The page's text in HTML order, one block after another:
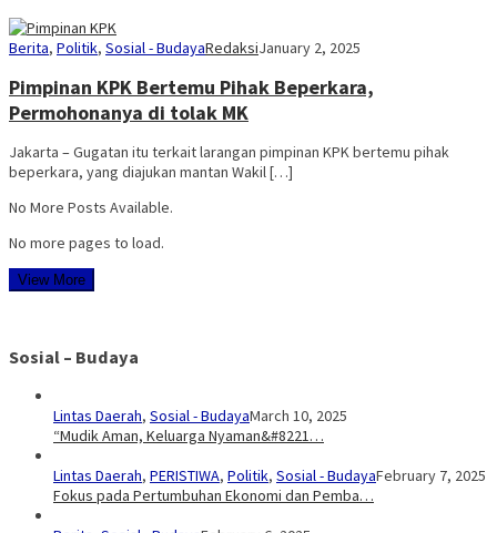
Berita, Politik, Sosial - BudayaRedaksiJanuary 2, 2025
Pimpinan KPK Bertemu Pihak Beperkara,
Permohonanya di tolak MK
Jakarta – Gugatan itu terkait larangan pimpinan KPK bertemu pihak
beperkara, yang diajukan mantan Wakil […]
No More Posts Available.
No more pages to load.
View More
Sosial – Budaya
Lintas Daerah, Sosial - BudayaMarch 10, 2025
“Mudik Aman, Keluarga Nyaman&#8221…
Lintas Daerah, PERISTIWA, Politik, Sosial - BudayaFebruary 7, 2025
Fokus pada Pertumbuhan Ekonomi dan Pemba…